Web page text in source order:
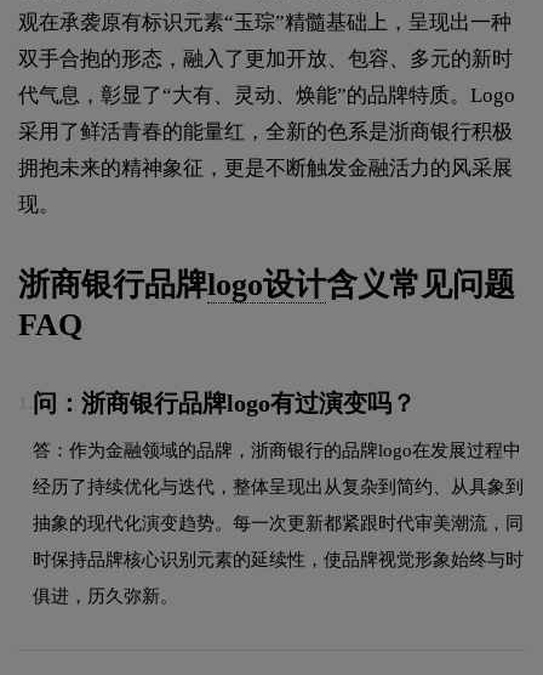
观在承袭原有标识元素“玉琮”精髓基础上，呈现出一种
双手合抱的形态，融入了更加开放、包容、多元的新时
代气息，彰显了“大有、灵动、焕能”的品牌特质。Logo
采用了鲜活青春的能量红，全新的色系是浙商银行积极
拥抱未来的精神象征，更是不断触发金融活力的风采展
现。
浙商银行品牌logo设计含义常见问题
FAQ
问：浙商银行品牌logo有过演变吗？
答：作为金融领域的品牌，浙商银行的品牌logo在发展过程中
经历了持续优化与迭代，整体呈现出从复杂到简约、从具象到
抽象的现代化演变趋势。每一次更新都紧跟时代审美潮流，同
时保持品牌核心识别元素的延续性，使品牌视觉形象始终与时
俱进，历久弥新。